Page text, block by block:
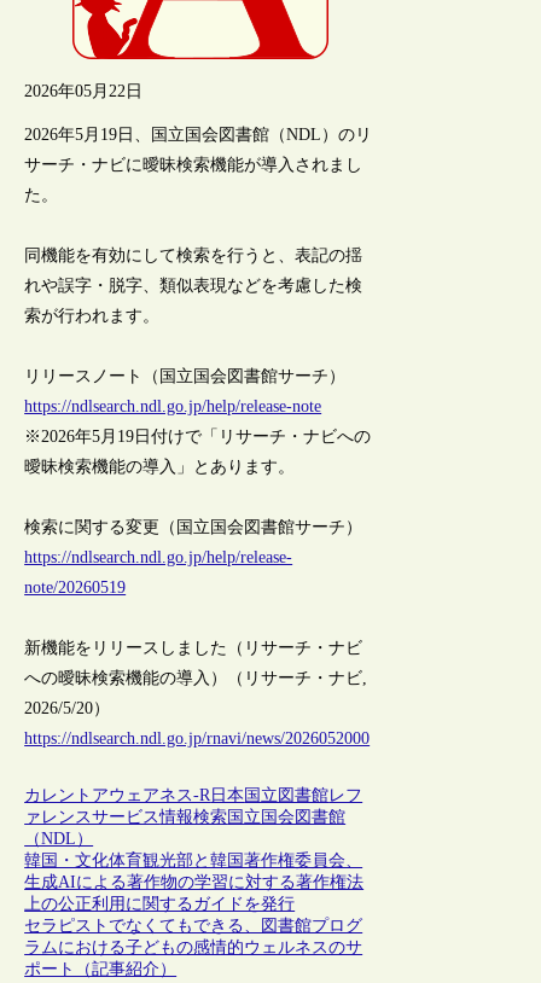
2026年05月22日
2026年5月19日、国立国会図書館（NDL）のリ
サーチ・ナビに曖昧検索機能が導入されまし
た。
同機能を有効にして検索を行うと、表記の揺
れや誤字・脱字、類似表現などを考慮した検
索が行われます。
リリースノート（国立国会図書館サーチ）
https://ndlsearch.ndl.go.jp/help/release-note
※2026年5月19日付けで「リサーチ・ナビへの
曖昧検索機能の導入」とあります。
検索に関する変更（国立国会図書館サーチ）
https://ndlsearch.ndl.go.jp/help/release-
note/20260519
新機能をリリースしました（リサーチ・ナビ
への曖昧検索機能の導入）（リサーチ・ナビ,
2026/5/20）
https://ndlsearch.ndl.go.jp/rnavi/news/2026052000
カレントアウェアネス-R 日本 国立図書館レフ
ァレンスサービス情報検索国立国会図書館
（NDL）
韓国・文化体育観光部と韓国著作権委員会、
生成AIによる著作物の学習に対する著作権法
上の公正利用に関するガイドを発行
セラピストでなくてもできる、図書館プログ
ラムにおける子どもの感情的ウェルネスのサ
ポート（記事紹介）